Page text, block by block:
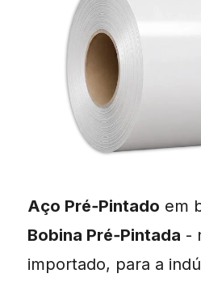
Aço Pré‑Pintado em
Bobina Pré‑Pintada -
importado, para a